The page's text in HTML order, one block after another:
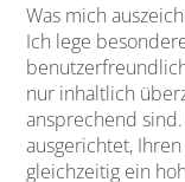
Was mich
Ich lege
nur inhaltlich
ansprechend
ausgerichtet,
gleichzeitig ein